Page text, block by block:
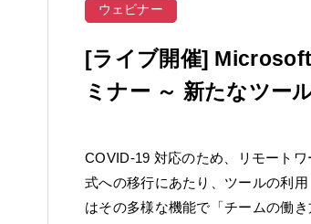
ウェビナー
[ライブ開催]
ミナー ～ 新たなツー
COVID-19 対応のため、リモート
式への移行にあたり、ツールの利
はその多様な機能で「チームの働